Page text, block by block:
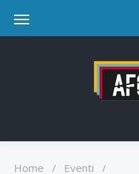
Home / Eventi
/